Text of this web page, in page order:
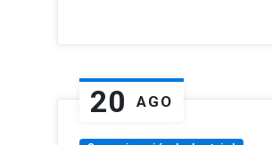
20 AGO